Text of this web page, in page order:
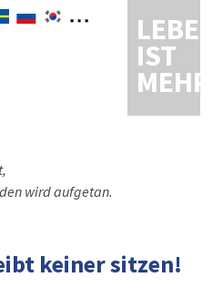
LEBEN
IST
MEHR
wird aufgetan.
keiner sitzen!